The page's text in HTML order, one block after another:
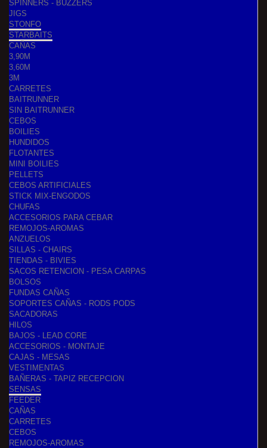
SPINNERS - BUZZERS
JIGS
STONFO
STARBAITS
CAÑAS
3,90M
3,60M
3M
CARRETES
BAITRUNNER
SIN BAITRUNNER
CEBOS
BOILIES
HUNDIDOS
FLOTANTES
MINI BOILIES
PELLETS
CEBOS ARTIFICIALES
STICK MIX-ENGODOS
CHUFAS
ACCESORIOS PARA CEBAR
REMOJOS-AROMAS
ANZUELOS
SILLAS - CHAIRS
TIENDAS - BIVIES
SACOS RETENCION - PESA CARPAS
BOLSOS
FUNDAS CAÑAS
SOPORTES CAÑAS - RODS PODS
SACADORAS
HILOS
BAJOS - LEAD CORE
ACCESORIOS - MONTAJE
CAJAS - MESAS
VESTIMENTAS
BAÑERAS - TAPIZ RECEPCION
SENSAS
FEEDER
CAÑAS
CARRETES
CEBOS
REMOJOS-AROMAS